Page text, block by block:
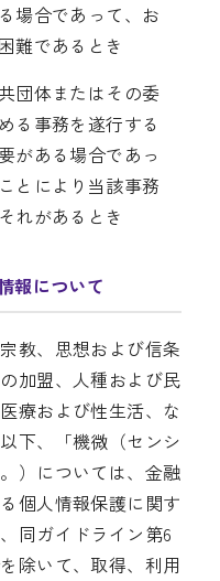
場合であって、お
難であるとき
団体またはその委
る事務を遂行する
がある場合であっ
とにより当該事務
れがあるとき
報について
教、思想および信条
加盟、人種および民
療および性生活、な
下、「機微（センシ
）については、金融
個人情報保護に関す
同ガイドライン第6
除いて、取得、利用